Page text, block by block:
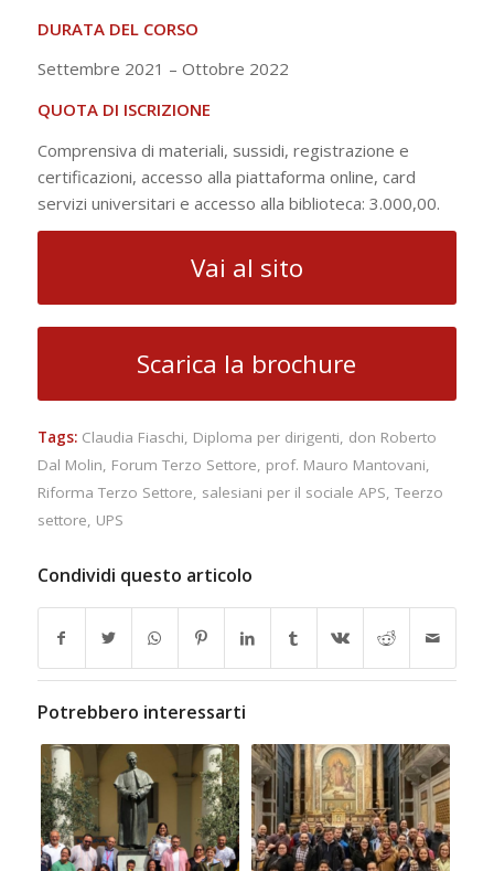
DURATA DEL CORSO
Settembre 2021 – Ottobre 2022
QUOTA DI ISCRIZIONE
Comprensiva di materiali, sussidi, registrazione e
certificazioni, accesso alla piattaforma online, card
servizi universitari e accesso alla biblioteca: 3.000,00.
Vai al sito
Scarica la brochure
Tags: Claudia Fiaschi, Diploma per dirigenti, don Roberto
Dal Molin, Forum Terzo Settore, prof. Mauro Mantovani,
Riforma Terzo Settore, salesiani per il sociale APS, Teerzo
settore, UPS
Condividi questo articolo
Potrebbero interessarti